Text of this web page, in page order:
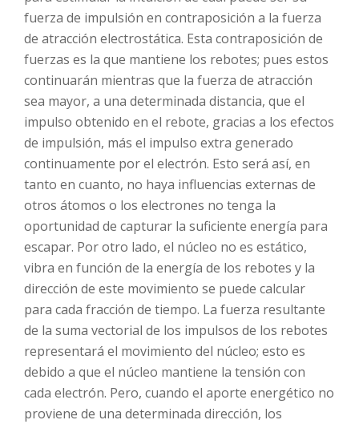
fuerza de impulsión en contraposición a la fuerza
de atracción electrostática. Esta contraposición de
fuerzas es la que mantiene los rebotes; pues estos
continuarán mientras que la fuerza de atracción
sea mayor, a una determinada distancia, que el
impulso obtenido en el rebote, gracias a los efectos
de impulsión, más el impulso extra generado
continuamente por el electrón. Esto será así, en
tanto en cuanto, no haya influencias externas de
otros átomos o los electrones no tenga la
oportunidad de capturar la suficiente energía para
escapar. Por otro lado, el núcleo no es estático,
vibra en función de la energía de los rebotes y la
dirección de este movimiento se puede calcular
para cada fracción de tiempo. La fuerza resultante
de la suma vectorial de los impulsos de los rebotes
representará el movimiento del núcleo; esto es
debido a que el núcleo mantiene la tensión con
cada electrón. Pero, cuando el aporte energético no
proviene de una determinada dirección, los